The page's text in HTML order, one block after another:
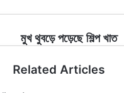
মুখ
থুবড়ে
শিল্প
মুখ থুবড়ে পড়েছে শিল্প খাত
Related Articles